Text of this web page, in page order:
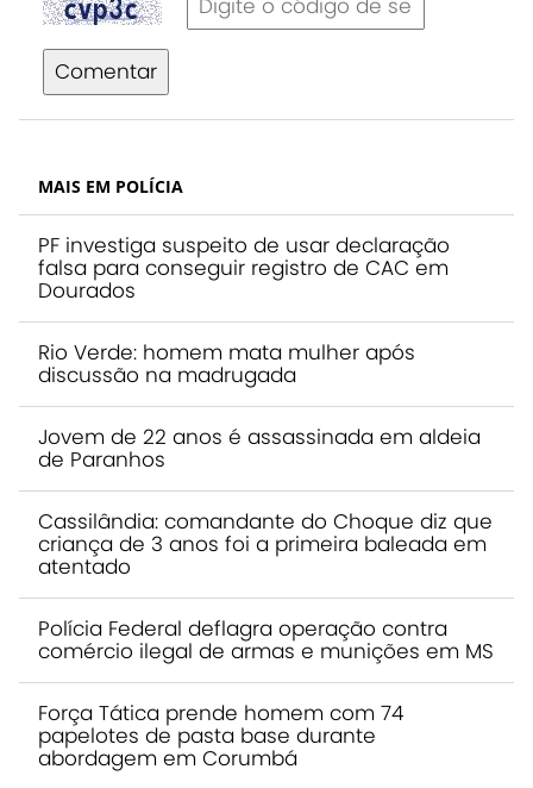
Comentar
MAIS EM POLÍCIA
PF investiga suspeito de usar declaração
falsa para conseguir registro de CAC em
Dourados
Rio Verde: homem mata mulher após
discussão na madrugada
Jovem de 22 anos é assassinada em aldeia
de Paranhos
Cassilândia: comandante do Choque diz que
criança de 3 anos foi a primeira baleada em
atentado
Polícia Federal deflagra operação contra
comércio ilegal de armas e munições em MS
Força Tática prende homem com 74
papelotes de pasta base durante
abordagem em Corumbá